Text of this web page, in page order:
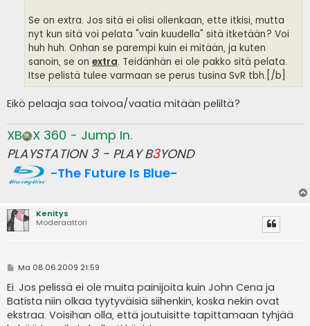
Se on extra. Jos sitä ei olisi ollenkaan, ette itkisi, mutta
nyt kun sitä voi pelata "vain kuudella" sitä itketään? Voi
huh huh. Onhan se parempi kuin ei mitään, ja kuten
sanoin, se on extra. Teidänhän ei ole pakko sitä pelata.
Itse pelistä tulee varmaan se perus tusina SvR tbh.[/b]
Eikö pelaaja saa toivoa/vaatia mitään peliltä?
XB
X 360 - Jump In.
PLAYSTATION 3 - PLAY B3YOND
-The Future Is Blue-
Kenitys
Moderaattori
V
s
t
i
Ma 08.06.2009 21:59
Ei. Jos pelissä ei ole muita painijoita kuin John Cena ja
Batista niin olkaa tyytyväisiä siihenkin, koska nekin ovat
ekstraa. Voisihan olla, että joutuisitte tapittamaan tyhjää